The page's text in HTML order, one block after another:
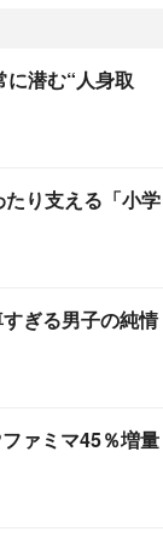
に潜む“人身取
り支える「小学
ぎる男子の純情
ァミマ45％増量